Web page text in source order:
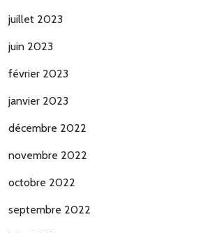
juillet 2023
juin 2023
février 2023
janvier 2023
décembre 2022
novembre 2022
octobre 2022
septembre 2022